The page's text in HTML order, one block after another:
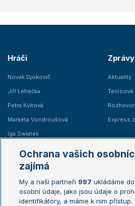
Hráči
Novak Djokovič
Jiří Lehečka
Petra Kvitová
Markéta Vondroušová
Iga Swiatek
Zprávy
Aktuality
Tenisová
Express
Žebříčky
Žebříček ATP (muži)
Žebříček WTA (ženy)
French
Ochrana vašich
zajímá
My a naši partneři 997 ukládáme
osobní údaje, jako jsou údaje o
identifikátory, a máme k nim přístup.